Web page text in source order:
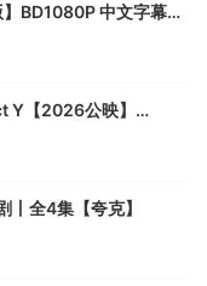
BD1080P 中文字幕
Y【2026公映】
全4集【夸克】